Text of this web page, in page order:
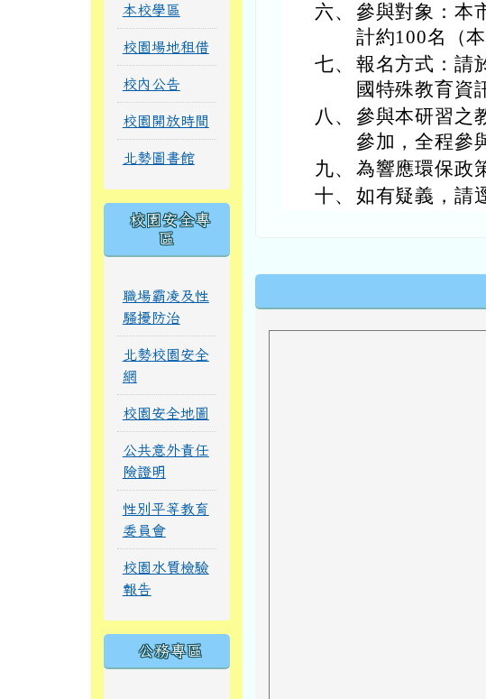
本校學區
校園場地租借
校內公告
校園開放時間
北勢圖書館
校園安全專
區
職場霸凌及性
騷擾防治
北勢校園安全
網
校園安全地圖
公共意外責任
險證明
性別平等教育
委員會
校園水質檢驗
報告
公務專區
六、 參與對象：本
計約100名（
七、 報名方式：請
國特殊教育資
八、 參與本研習之
參加，全程參
九、 為響應環保政
十、 如有疑義，請